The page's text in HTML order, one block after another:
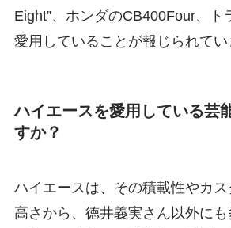
Eight”、ホンダのCB400Four、ト
愛用していることが報じられてい
ハイエースを愛用している芸
すか？
ハイエースは、その積載性やカ
高さから、徳井義実さん以外に